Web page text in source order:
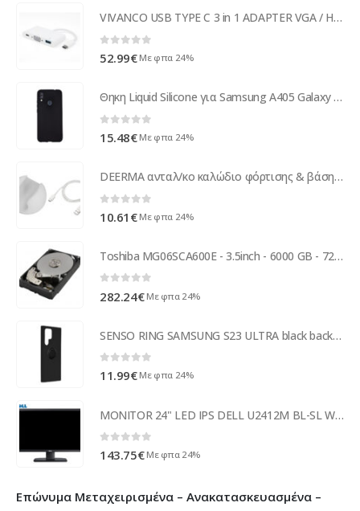
VIVANCO USB TYPE C 3 in 1 ADAPTER VGA / HUB / CHARGING
0 out of 5
52.99€ Με φπα 24%
Θηκη Liquid Silicone για Samsung A405 Galaxy A40 Μαυρη
0 out of 5
15.48€ Με φπα 24%
DEERMA ανταλ/κο καλώδιο φόρτισης & βάση τοίχου SP-VC01MAX-7 για VC01 Max
10.61 € Με φπα 24%
Toshiba MG06SCA600E - 3.5inch - 6000 GB - 7200 RPM MG06SCA600E
282.24€ Με φπα 24%
SENSO RING SAMSUNG S23 ULTRA black backcover
0 out of 5
11.99€ Με φπα 24%
MONITOR 24" LED IPS DELL U2412M BL-SL WIDE NO BASE GB
0 out of 5
143.75€ Με φπα 24%
Επώνυμα Μεταχειρισμένα – Ανακατασκευασμένα –